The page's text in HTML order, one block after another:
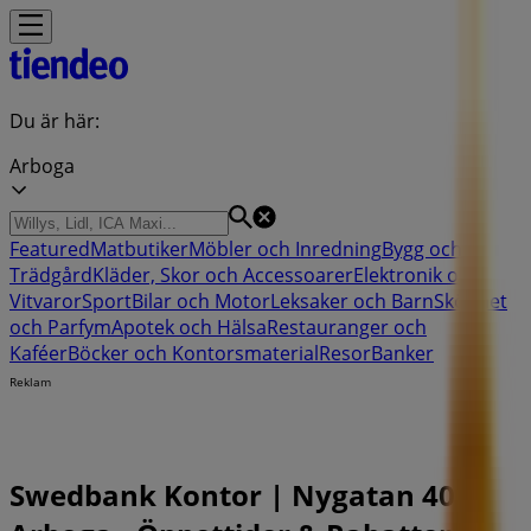
Du är här:
Arboga
FeaturedMatbutikerMöbler och InredningBygg och
TrädgårdKläder, Skor och AccessoarerElektronik och
VitvarorSportBilar och MotorLeksaker och BarnSkönhet
och ParfymApotek och HälsaRestauranger och
KaféerBöcker och KontorsmaterialResorBanker
Reklam
Swedbank Kontor | Nygatan 40,